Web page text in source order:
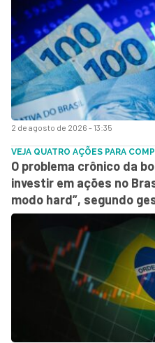
2 de agosto de 2026 - 13:35
VEJA QUATRO AÇÕES PARA
O problema crônico da
investir em ações no
modo hard”, segundo